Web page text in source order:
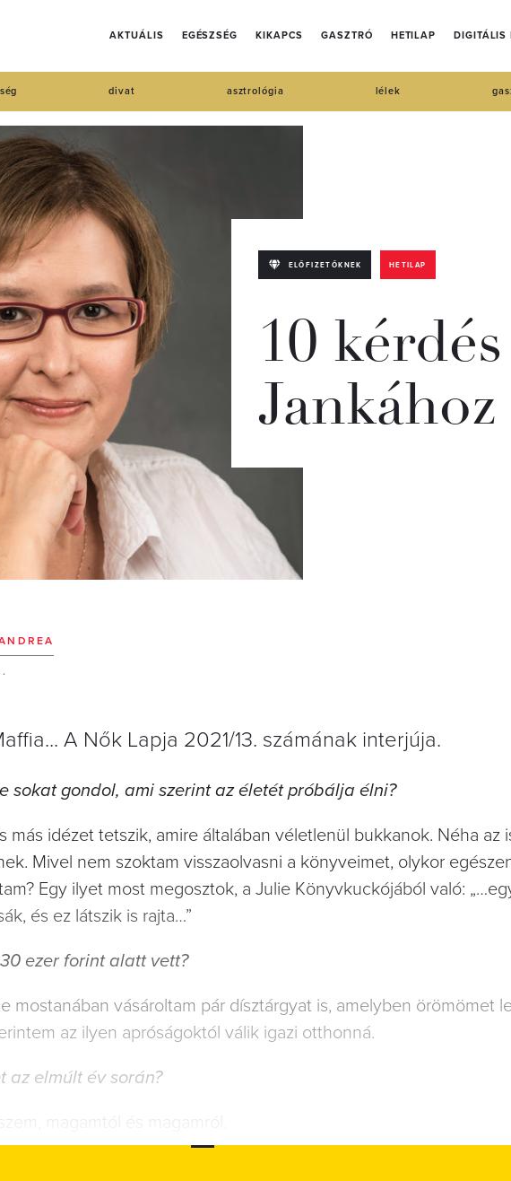
AKTUÁLIS EGÉSZSÉG KIKAPCS GASZTRÓ HETILAP DIGITÁLIS
divat asztrológia lélek
ELŐFIZETŐKNEK HETILAP
10
Jankához
A Nők Lapja 2021/13. számának interjúja.
sokat gondol, ami szerint az életét próbálja élni?
más idézet tetszik, amire általában véletlenül bukkanok. Néha az
Mivel nem szoktam visszaolvasni a könyveimet, olykor
Egy ilyet most megosztok, a Julie Könyvkuckójából való:
és ez látszik is rajta…”
ezer forint alatt vett?
mostanában vásároltam pár dísztárgyat is, amelyben örömömet
az ilyen apróságoktól válik igazi otthonná.
az elmúlt év során?
magamtól és magamról.